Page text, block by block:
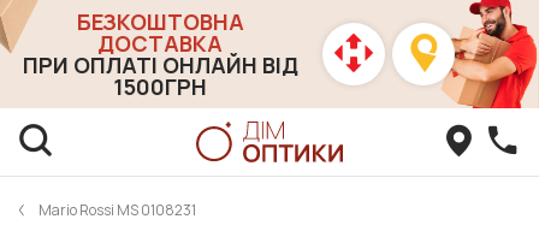
БЕЗКОШТОВНА
ДОСТАВКА
ПРИ ОПЛАТІ ОНЛАЙН ВІД
1500ГРН
Mario Rossi MS 0108231